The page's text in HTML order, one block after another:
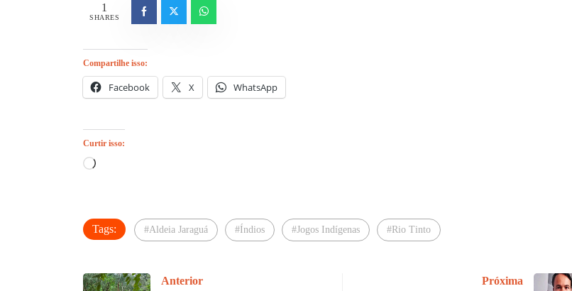
1
SHARES
Compartilhe isso:
Facebook X WhatsApp
Curtir isso:
Carregando...
Tags: #Aldeia Jaraguá #Índios #Jogos Indígenas #Rio Tinto
Anterior Próxima